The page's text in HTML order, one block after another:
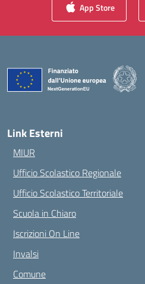
App Store
Link Esterni
MIUR
Ufficio Scolastico Regionale
Ufficio Scolastico Territoriale
Scuola in Chiaro
Iscrizioni On Line
Invalsi
Comune